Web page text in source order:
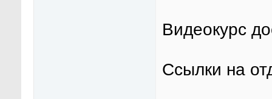
Видеокурс
Ссылки на